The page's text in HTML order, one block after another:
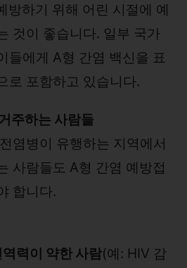
방하기 위해 어린 시절에 예
것이 좋습니다. 일부 국가
들에게 A형 간염 백신을 표
로 포함하고 있습니다.
주하는 사람들
염병이 유행하는 지역에서
사람들도 A형 간염 예방접
합니다.
역력이 약한 사람(예: HIV 감